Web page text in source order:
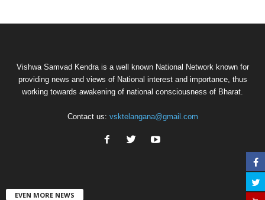
Vishwa Samvad Kendra is a well known National Network known for
providing news and views of National interest and importance, thus
working towards awakening of national consciousness of Bharat.
Contact us: vsktelangana@gmail.com
EVEN MORE NEWS